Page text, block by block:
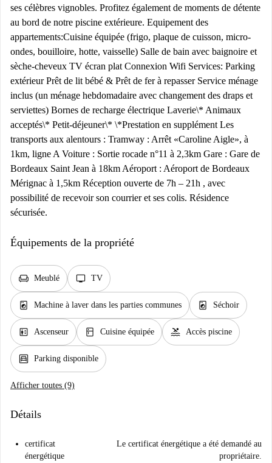
ses célèbres vignobles. Profitez également de moments de détente
au bord de notre piscine extérieure. Equipement des
appartements: ​ Cuisine équipée (frigo, plaque de cuisson, micro-
ondes, bouilloire, hotte, vaisselle) Salle de bain avec baignoire et
sèche-cheveux TV écran plat Connexion Wifi Services: Parking
extérieur Prêt de lit bébé & Prêt de fer à repasser Service ménage
inclus (un ménage hebdomadaire avec changement des draps et
serviettes) Bornes de recharge électrique Laverie\* Animaux
acceptés\* Petit-déjeuner\* \*Prestation en supplément Les
transports aux alentours : Tramway : Arrêt «Caroline Aigle», à
1km, ligne A Voiture : Sortie rocade n°11 à 2,3km Gare : Gare de
Bordeaux Saint Jean à 18km Aéroport : Aéroport de Bordeaux
Mérignac à 1,5km Réception ouverte de 7h – 21h , avec
possibilité de recevoir son courrier et ses colis. Résidence
sécurisée.
Équipements de la propriété
chair Meublé tv TV
local_laundry_service Machine à laver dans les parties communes local_laundry_service Séchoir
elevator Ascenseur kitchen Cuisine équipée pool Accès piscine
garage Parking disponible
Afficher toutes (9)
Détails
certificat
énergétique
Le certificat énergétique a été demandé au
propriétaire.